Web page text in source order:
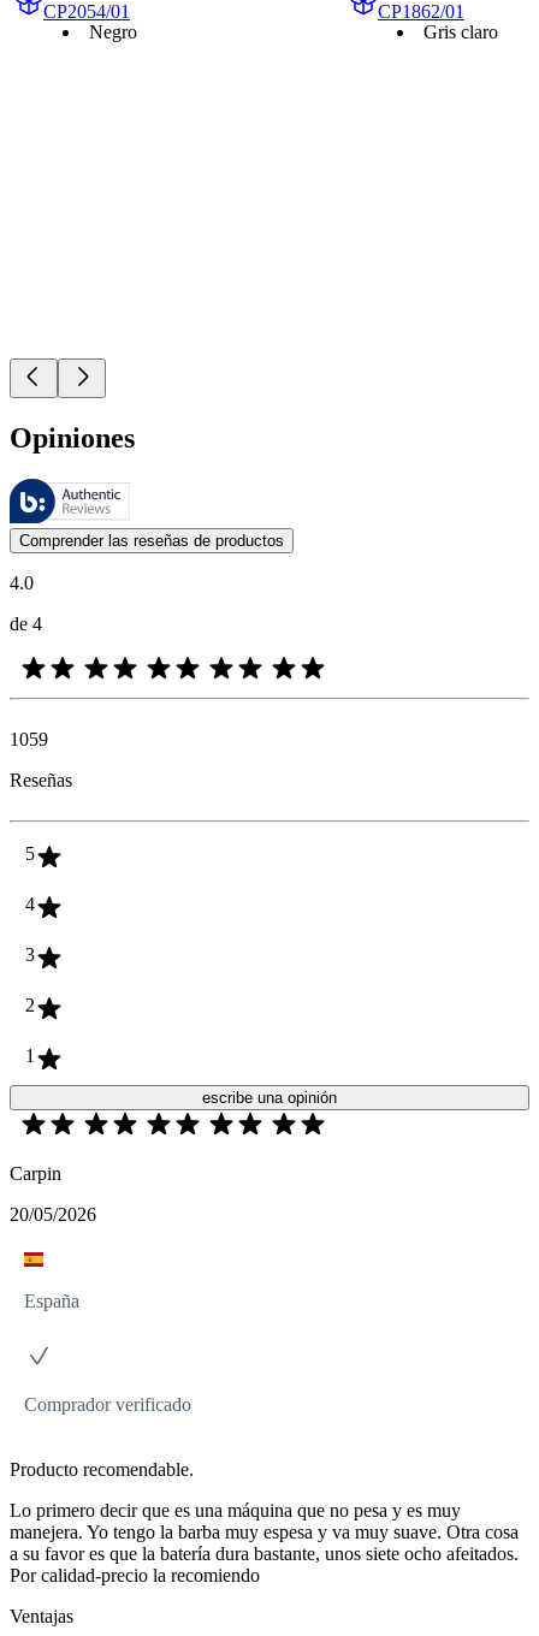
CP2054/01
Negro
CP1862/01
Gris claro
Opiniones
Estas reseñas las gestiona Bazaarvoice y cumplen con la política de
Las opiniones de los clientes en forma de reseñas de productos y
Comprender las reseñas de productos
4.0
de 4
1059
Reseñas
5
4
3
2
1
escribe una opinión
Carpin
20/05/2026
España
Comprador verificado
Producto recomendable.
Lo primero decir que es una máquina que no pesa y es muy
manejera. Yo tengo la barba muy espesa y va muy suave. Otra cosa
a su favor es que la batería dura bastante, unos siete ocho afeitados.
Por calidad-precio la recomiendo
Ventajas